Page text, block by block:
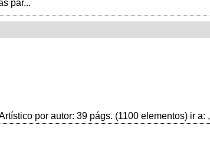
par...
por autor: 39 págs. (1100 elementos) ir a: ,